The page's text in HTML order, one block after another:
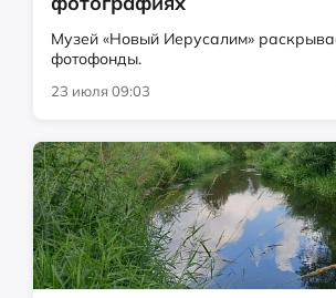
Музей «Новый Иерусалим»
фотофонды.
23 июля 09:03